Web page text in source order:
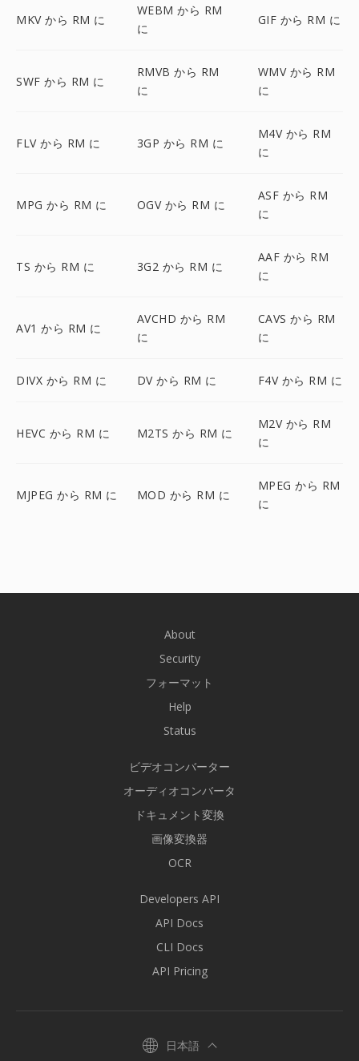
MKV から RM に
WEBM から RM
に
GIF から RM に
SWF から RM に
RMVB から RM
に
WMV から RM
に
FLV から RM に 3GP から RM に
M4V から RM
に
MPG から RM に OGV から RM に
ASF から RM
に
TS から RM に 3G2 から RM に
AAF から RM
に
AV1 から RM に
AVCHD から RM
に
CAVS から RM
に
DIVX から RM に DV から RM に F4V から RM に
HEVC から RM に M2TS から RM に
M2V から RM
に
MJPEG から RM に MOD から RM に
MPEG から RM
に
About
Security
フォーマット
Help
Status
ビデオコンバーター
オーディオコンバータ
ドキュメント変換
画像変換器
OCR
Developers API
API Docs
CLI Docs
API Pricing
日本語